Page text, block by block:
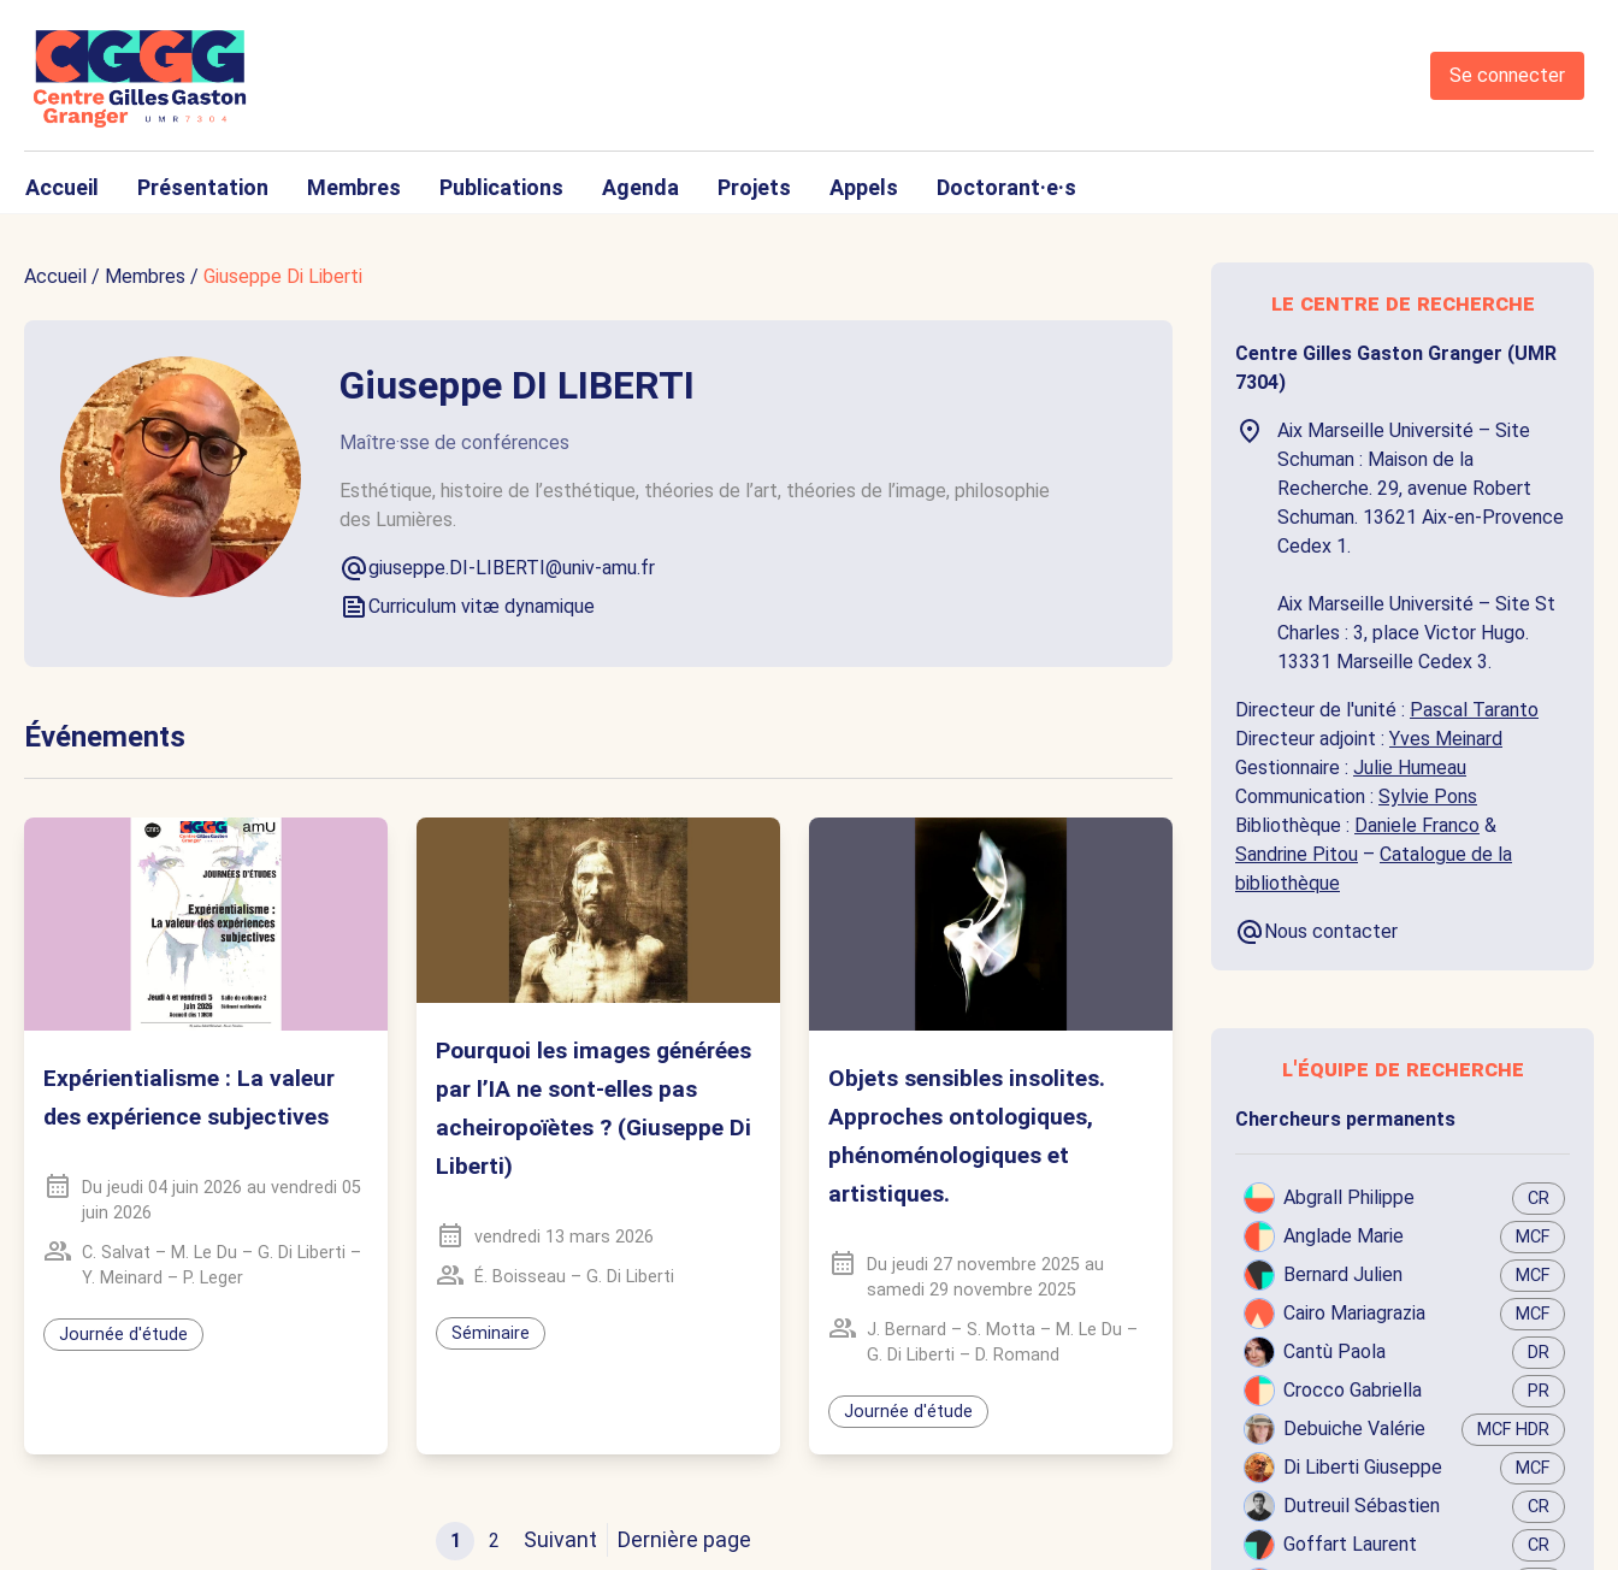
Se connecter
Accueil Présentation Membres Publications Agenda Projets Appels Doctorant·e·s
Accueil / Membres / Giuseppe Di Liberti
Giuseppe DI LIBERTI
Maître·sse de conférences
Esthétique, histoire de l’esthétique, théories de l’art, théories de l’image, philosophie
des Lumières.
giuseppe.DI-LIBERTI@univ-amu.fr
Curriculum vitæ dynamique
Événements
Expérientialisme : La valeur
des expérience subjectives
Du jeudi 04 juin 2026 au vendredi 05
juin 2026
C. Salvat – M. Le Du – G. Di Liberti –
Y. Meinard – P. Leger
Journée d'étude
Pourquoi les images générées
par l’IA ne sont-elles pas
acheiropoïètes ? (Giuseppe Di
Liberti)
vendredi 13 mars 2026
É. Boisseau – G. Di Liberti
Séminaire
Objets sensibles insolites.
Approches ontologiques,
phénoménologiques et
artistiques.
Du jeudi 27 novembre 2025 au
samedi 29 novembre 2025
J. Bernard – S. Motta – M. Le Du –
G. Di Liberti – D. Romand
Journée d'étude
1 2 Suivant Dernière page
le centre de recherche
Centre Gilles Gaston Granger (UMR
7304)
Aix Marseille Université – Site
Schuman : Maison de la
Recherche. 29, avenue Robert
Schuman. 13621 Aix-en-Provence
Cedex 1.
Aix Marseille Université – Site St
Charles : 3, place Victor Hugo.
13331 Marseille Cedex 3.
Directeur de l'unité : Pascal Taranto
Directeur adjoint : Yves Meinard
Gestionnaire : Julie Humeau
Communication : Sylvie Pons
Bibliothèque : Daniele Franco &
Sandrine Pitou – Catalogue de la
bibliothèque
Nous contacter
l'équipe de recherche
Chercheurs permanents
Abgrall Philippe CR
Anglade Marie MCF
Bernard Julien MCF
Cairo Mariagrazia MCF
Cantù Paola DR
Crocco Gabriella PR
Debuiche Valérie MCF HDR
Di Liberti Giuseppe MCF
Dutreuil Sébastien CR
Goffart Laurent CR